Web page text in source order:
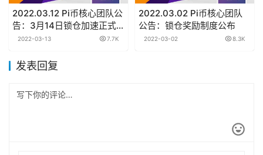
2022.03.12 Pi币核心团队公
告：3月14日锁仓加速正式
生效
2022-03-13 7.7K
2022.03.02 Pi币核心团队
公告：锁仓奖励制度公布
2022-03-02 8.3K
发表回复